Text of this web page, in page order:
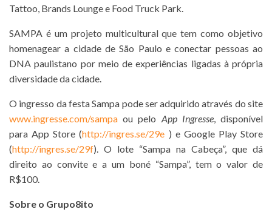
Tattoo, Brands Lounge e Food Truck Park.
SAMPA é um projeto multicultural que tem como objetivo
homenagear a cidade de São Paulo e conectar pessoas ao
DNA paulistano por meio de experiências ligadas à própria
diversidade da cidade.
O ingresso da festa Sampa pode ser adquirido através do site
www.ingresse.com/sampa ou pelo App Ingresse, disponível
para App Store (http://ingres.se/29e ) e Google Play Store
(http://ingres.se/29f). O lote “Sampa na Cabeça”, que dá
direito ao convite e a um boné “Sampa”, tem o valor de
R$100.
Sobre o Grupo8ito